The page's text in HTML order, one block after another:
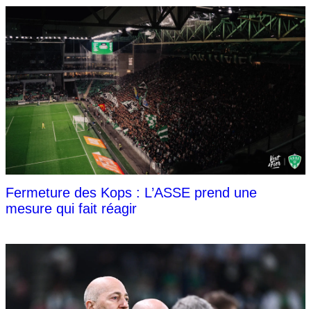
Fermeture des Kops : L’ASSE prend une
mesure qui fait réagir